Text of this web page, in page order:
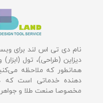
نام دی تی اس لند برای
دیزاین (طراحی)، تول
همانطور که ملاحظه
دهنده خدماتی است که
مخصوصا صنعت طلا و جواهر